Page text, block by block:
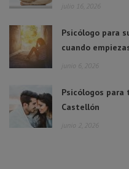
julio 16, 2026
Psicólogo para
cuando
junio 6, 2026
Psicólogos
Castellón
junio 2, 2026